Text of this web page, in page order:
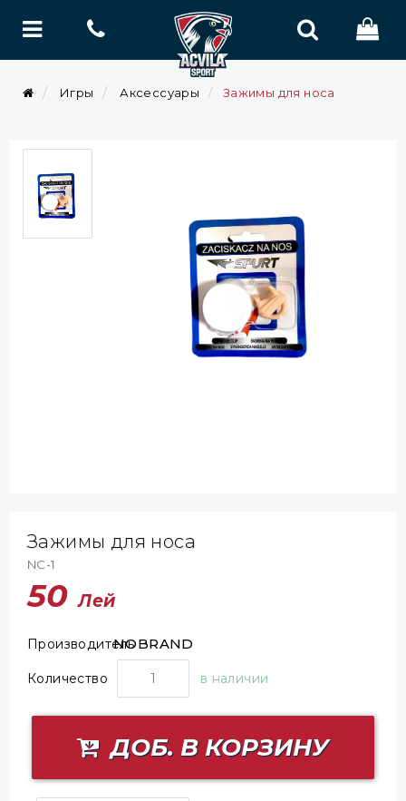
Игры Аксессуары Зажимы для носа
Зажимы для носа
NC-1
50Лей
ПроизводительNOBRAND
Количество в наличии
ДОБ. В КОРЗИНУ